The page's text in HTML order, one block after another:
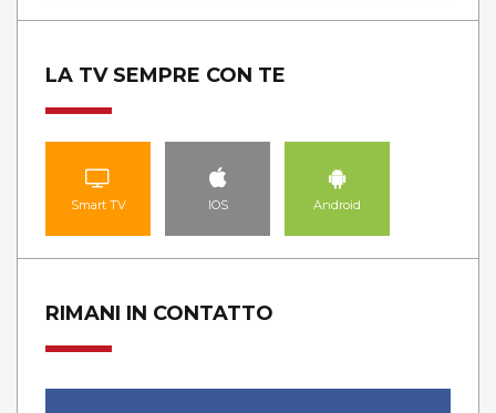
LA TV SEMPRE CON TE
Smart TV IOS Android
RIMANI IN CONTATTO